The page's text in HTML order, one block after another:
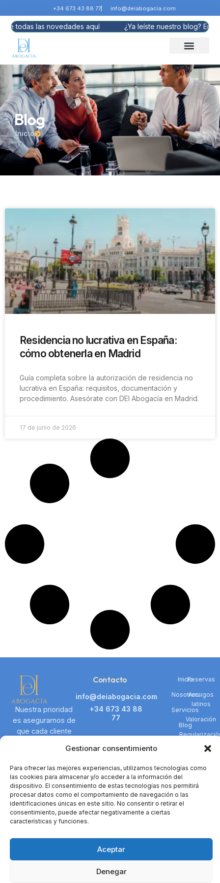
Gestionar consentimiento
Para ofrecer las mejores experiencias, utilizamos tecnologías como
las cookies para almacenar y/o acceder a la información del
dispositivo. El consentimiento de estas tecnologías nos permitirá
procesar datos como el comportamiento de navegación o las
identificaciones únicas en este sitio. No consentir o retirar el
consentimiento, puede afectar negativamente a ciertas
características y funciones.
Aceptar
Denegar
+34 673 43 88 77 info@deiabogacia.com
todas las novedades aquí ¿Ya leíste nuestro blog?
Blog
Inicio
Residencia no lucrativa en España:
cómo obtenerla en Madrid
Guía completa sobre la autorización de residencia no
lucrativa en España: requisitos, documentación y
procedimiento. Asesórate con DEI Abogacía en Madrid.
17 de junio de 2026
Nuestra prioridad
es asegurarnos de
que cada cliente
representación
legal justa y
efectiva.
Contacto
info@deiabogacia.com
+34 673 43 88
77
Doctor Esquerdo
28007 de Madrid
Horario :
– Lunes- Jueves
9:30 – 14:30 / 16:30
– 19:30
14:00.
Navegación
Inicio
Nosotros
Servicios
Blog
Reservas
Arraigos
latinos
Valoración
👋, bienvenido aDEI Abogacía